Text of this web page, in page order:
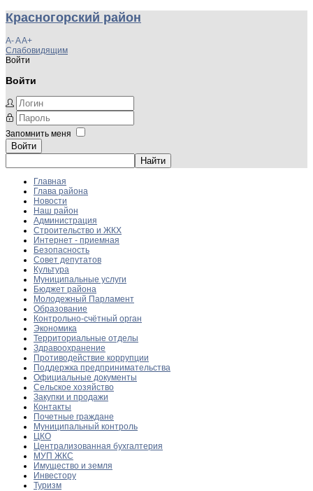
Красногорский район
A-AA+
Слабовидящим
Войти
Войти
Запомнить меня
Войти
Главная
Глава района
Новости
Наш район
Администрация
Строительство и ЖКХ
Интернет - приемная
Безопасность
Совет депутатов
Культура
Муниципальные услуги
Бюджет района
Молодежный Парламент
Образование
Контрольно-счётный орган
Экономика
Территориальные отделы
Здравоохранение
Противодействие коррупции
Поддержка предпринимательства
Официальные документы
Сельское хозяйство
Закупки и продажи
Контакты
Почетные граждане
Муниципальный контроль
ЦКО
Централизованная бухгалтерия
МУП ЖКС
Имущество и земля
Инвестору
Туризм